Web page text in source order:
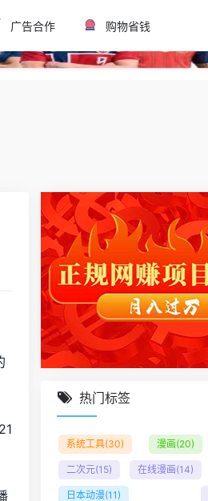
广告合作 购物省钱
热门标签
系统工具(30) 漫画(20)
二次元(15) 在线漫画(14)
日本动漫(11)